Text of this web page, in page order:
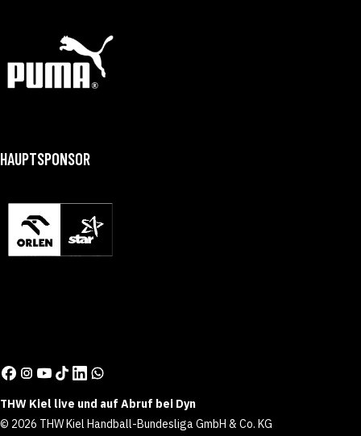
HAUPTSPONSOR
THW Kiel live und auf Abruf bei Dyn
© 2026 THW Kiel Handball-Bundesliga GmbH & Co. KG